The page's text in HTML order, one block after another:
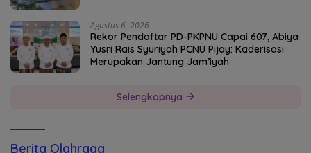
Agustus 6, 2026
Rekor Pendaftar PD-PKPNU Capai 607, Abiya
Yusri Rais Syuriyah PCNU Pijay: Kaderisasi
Merupakan Jantung Jam’iyah
Selengkapnya
Berita Olahraga